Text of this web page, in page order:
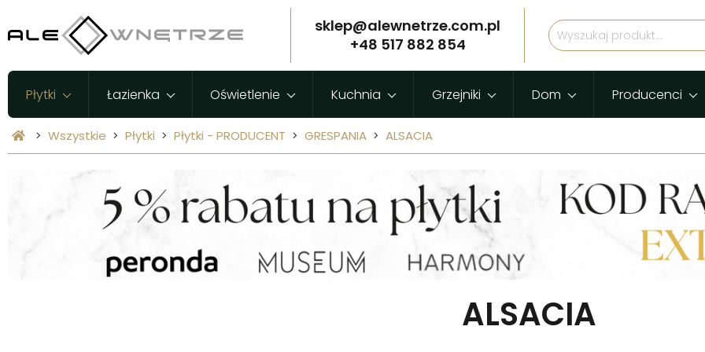
sklep@alewnetrze.com.pl
+48 517 882 854
Płytki Łazienka Oświetlenie Kuchnia Grzejniki Dom Producenci
Wszystkie Płytki Płytki - PRODUCENT GRESPANIA ALSACIA
ALSACIA